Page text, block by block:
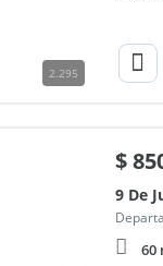
2.295
$
9 De
60